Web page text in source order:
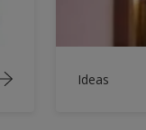
Ideas